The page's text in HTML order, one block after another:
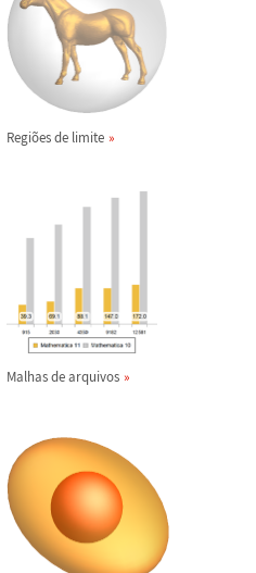
Regiões de limite
Malhas de arquivos